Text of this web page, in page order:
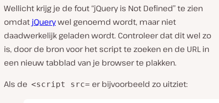
Wellicht krijg je de fout “jQuery is Not Defined” te zien
omdat jQuerywel genoemd wordt, maar niet
daadwerkelijk geladen wordt. Controleer dat dit wel zo
is, door de bron voor het script te zoeken en de URL in
een nieuw tabblad van je browser te plakken.
Als de <script src= er bijvoorbeeld zo uitziet: